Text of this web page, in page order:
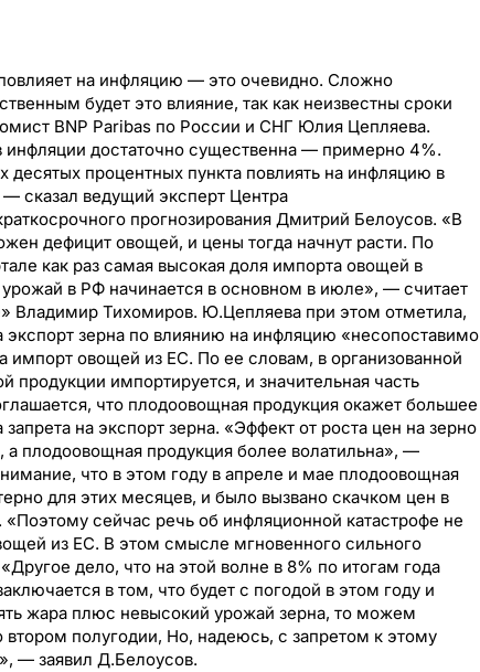
на инфляцию — это очевидно. Сложно
будет это влияние, так как неизвестны сроки
BNP Paribas по России и СНГ Юлия Цепляева.
достаточно существенна — примерно 4%.
процентных пункта повлиять на инфляцию в
сказал ведущий эксперт Центра
прогнозирования Дмитрий Белоусов. «В
дефицит овощей, и цены тогда начнут расти. По
как раз самая высокая доля импорта овощей в
урожай в РФ начинается в основном в июле», — считает
Владимир Тихомиров. Ю.Цепляева при этом отметила,
экспорт зерна по влиянию на инфляцию «несопоставимо
импорт овощей из ЕС. По ее словам, в организованной
продукции импортируется, и значительная часть
что плодоовощная продукция окажет большее
на экспорт зерна. «Эффект от роста цен на зерно
а плодоовощная продукция более волатильна», —
что в этом году в апреле и мае плодоовощная
для этих месяцев, и было вызвано скачком цен в
«Поэтому сейчас речь об инфляционной катастрофе не
из ЕС. В этом смысле мгновенного сильного
дело, что на этой волне в 8% по итогам года
в том, что будет с погодой в этом году и
жара плюс невысокий урожай зерна, то можем
втором полугодии, Но, надеюсь, с запретом к этому
— заявил Д.Белоусов.